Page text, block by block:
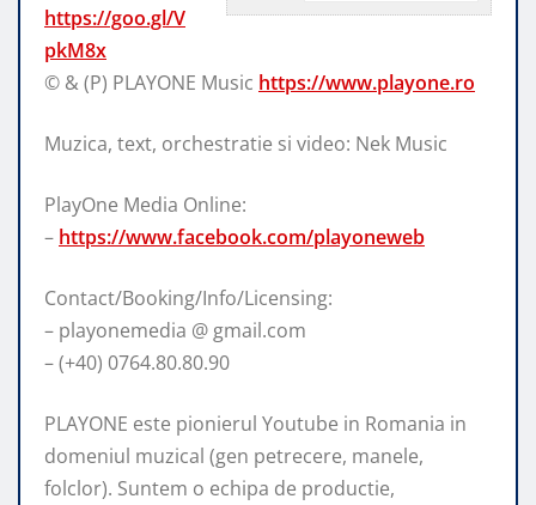
https://goo.gl/V
pkM8x
© & (P) PLAYONE Music https://www.playone.ro
Muzica, text, orchestratie si video: Nek Music
PlayOne Media Online:
– https://www.facebook.com/playoneweb
Contact/Booking/Info/Licensing:
– playonemedia @ gmail.com
– (+40) 0764.80.80.90
PLAYONE este pionierul Youtube in Romania in
domeniul muzical (gen petrecere, manele,
folclor). Suntem o echipa de productie,